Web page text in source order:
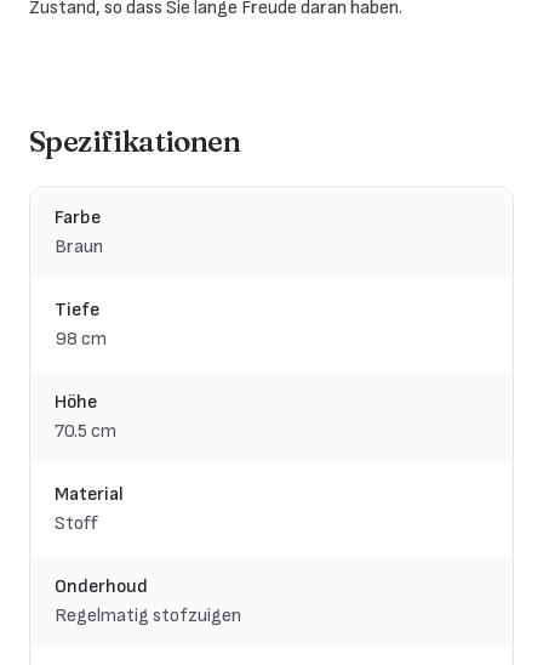
Zustand, so dass Sie lange Freude daran haben.
Spezifikationen
Farbe
Braun
Tiefe
98 cm
Höhe
70.5 cm
Material
Stoff
Onderhoud
Regelmatig stofzuigen